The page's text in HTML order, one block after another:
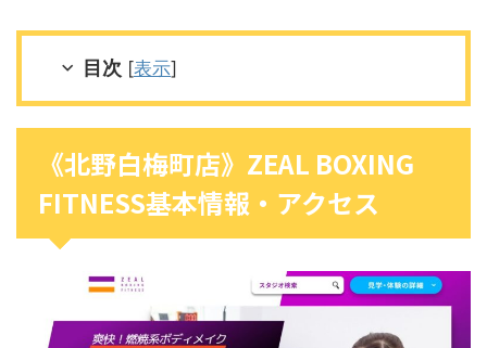
目次 [表示]
《北野白梅町店》ZEAL BOXING
FITNESS基本情報・アクセス